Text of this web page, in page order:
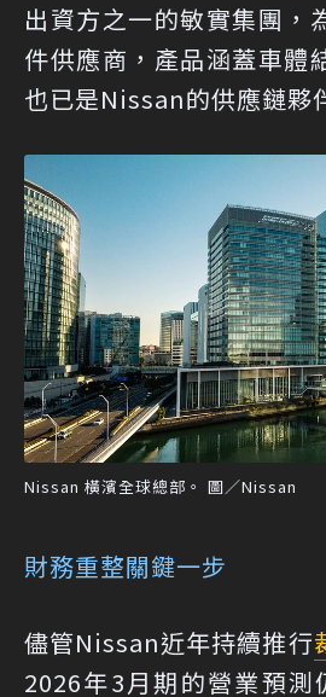
出資方之一的敏實集團，
件供應商，產品涵蓋車體
也已是Nissan的供應鏈夥
Nissan 橫濱全球總部。 圖／Nissan
財務重整關鍵一步
儘管Nissan近年持續推行
2026年3月期的營業預測